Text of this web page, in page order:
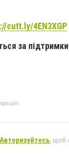
cutt.ly/4EN3XGP
за підтримки
Авторизуйтесь, щоб